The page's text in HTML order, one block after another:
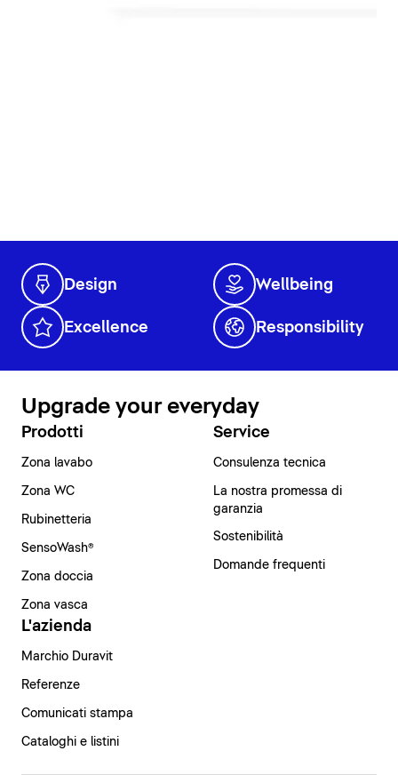
Design Wellbeing
Excellence Responsibility
Upgrade your everyday
Prodotti
Zona lavabo
Zona WC
Rubinetteria
SensoWash®
Zona doccia
Zona vasca
Service
Consulenza tecnica
La nostra promessa di
garanzia
Sostenibilità
Domande frequenti
L'azienda
Marchio Duravit
Referenze
Comunicati stampa
Cataloghi e listini